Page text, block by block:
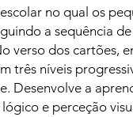
no qual os
a sequência
verso dos cartões,
três níveis
Desenvolve a
e perceção